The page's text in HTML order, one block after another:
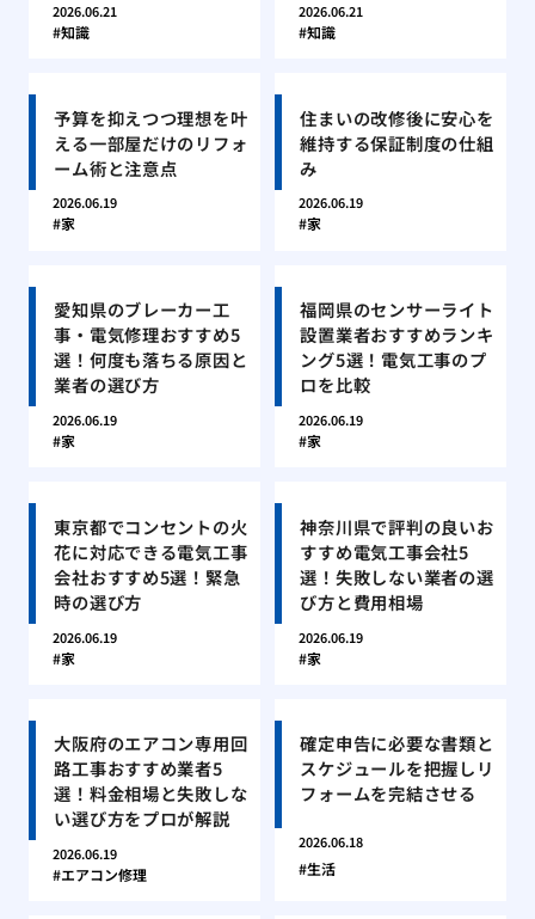
2026.06.21
知識
2026.06.21
知識
予算を抑えつつ理想を叶
える一部屋だけのリフォ
ーム術と注意点
2026.06.19
家
住まいの改修後に安心を
維持する保証制度の仕組
み
2026.06.19
家
愛知県のブレーカー工
事・電気修理おすすめ5
選！何度も落ちる原因と
業者の選び方
2026.06.19
家
福岡県のセンサーライト
設置業者おすすめランキ
ング5選！電気工事のプ
ロを比較
2026.06.19
家
東京都でコンセントの火
花に対応できる電気工事
会社おすすめ5選！緊急
時の選び方
2026.06.19
家
神奈川県で評判の良いお
すすめ電気工事会社5
選！失敗しない業者の選
び方と費用相場
2026.06.19
家
大阪府のエアコン専用回
路工事おすすめ業者5
選！料金相場と失敗しな
い選び方をプロが解説
2026.06.19
エアコン修理
確定申告に必要な書類と
スケジュールを把握しリ
フォームを完結させる
2026.06.18
生活